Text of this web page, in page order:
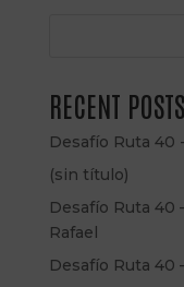
RECENT POSTS
Desafío Ruta 40
(sin título)
Desafío Ruta 40
Rafael
Desafío Ruta 40